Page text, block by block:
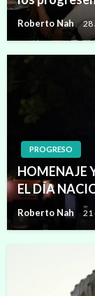
Roberto Nah 28
PROGRESO
HOMENAJE
EL DÍA
Roberto Nah 21